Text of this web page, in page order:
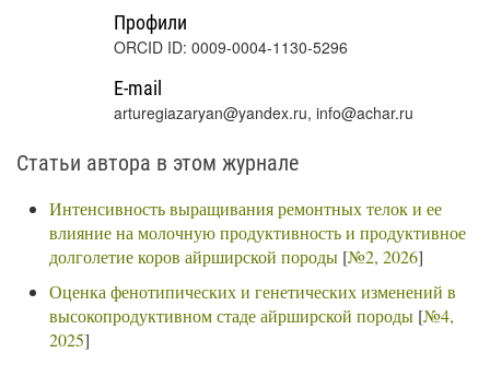
Профили
ORCID ID: 0009-0004-1130-5296
E-mail
arturegiazaryan@yandex.ru, info@achar.ru
Статьи автора в этом журнале
Интенсивность выращивания ремонтных телок и ее
влияние на молочную продуктивность и продуктивное
долголетие коров айрширской породы [№2, 2026]
Оценка фенотипических и генетических изменений в
высокопродуктивном стаде айрширской породы [№4,
2025]